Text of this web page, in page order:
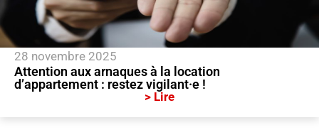
28 novembre 2025
Attention aux arnaques à la location
d’appartement : restez vigilant·e !
> Lire